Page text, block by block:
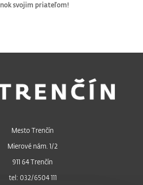
svojim priateľom!
Mesto Trenčín
Mierové nám. 1/2
911 64 Trenčín
tel: 032/6504 111